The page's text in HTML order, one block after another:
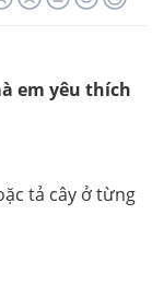
em yêu thích
tả cây ở từng